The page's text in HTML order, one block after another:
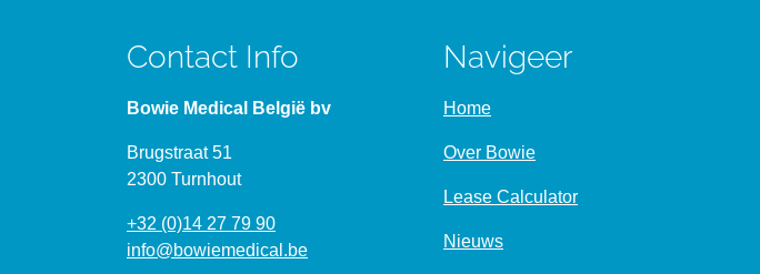
Contact Info
Bowie Medical België bv
Brugstraat 51
2300 Turnhout
+32 (0)14 27 79 90
info@bowiemedical.be
Navigeer
Home
Over Bowie
Lease Calculator
Nieuws